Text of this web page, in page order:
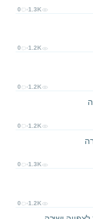
0 1.3K
0 1.2K
0 1.2K
0 1.2K
0 1.3K
0 1.2K